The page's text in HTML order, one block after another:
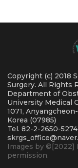
Copyright (c) 2018
Surgery. All Rights
Department of
University Medical
1071,
Korea (07985)
Tel. 82-2-2650-
Images by ©[2022]
permission.